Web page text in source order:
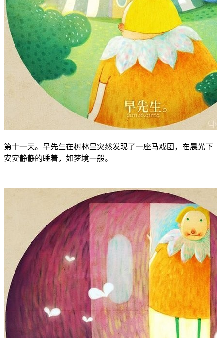
第十一天。早先生在树林里突然发现了一座马戏团，在晨光下
安安静静的睡着，如梦境一般。